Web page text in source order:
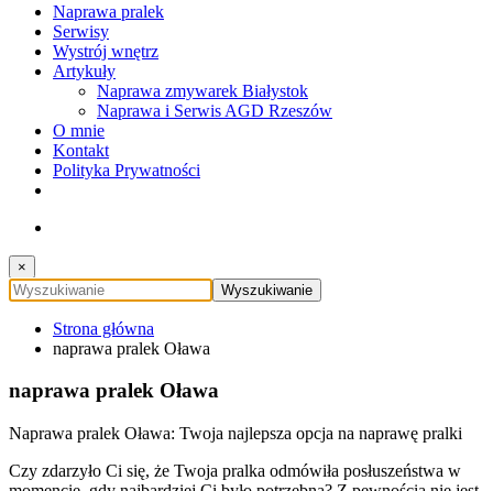
Naprawa pralek
Serwisy
Wystrój wnętrz
Artykuły
Naprawa zmywarek Białystok
Naprawa i Serwis AGD Rzeszów
O mnie
Kontakt
Polityka Prywatności
×
Strona główna
naprawa pralek Oława
naprawa pralek Oława
Naprawa pralek Oława: Twoja najlepsza opcja na naprawę pralki
Czy zdarzyło Ci się, że Twoja pralka odmówiła posłuszeństwa w